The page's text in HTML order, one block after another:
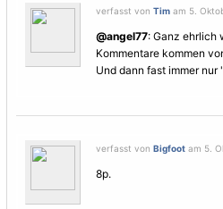
verfasst von Tim am 5.
@angel77: Ganz ehrlich
Kommentare kommen
Und dann fast immer nur
verfasst von Bigfoot am 5.
8p.